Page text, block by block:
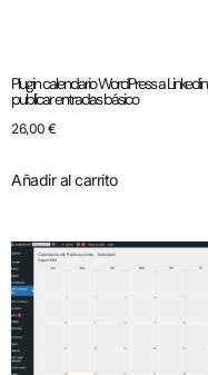
Plugin calendario WordPress a Linkedin
publicar entradas básico
26,00 €
Añadir al carrito